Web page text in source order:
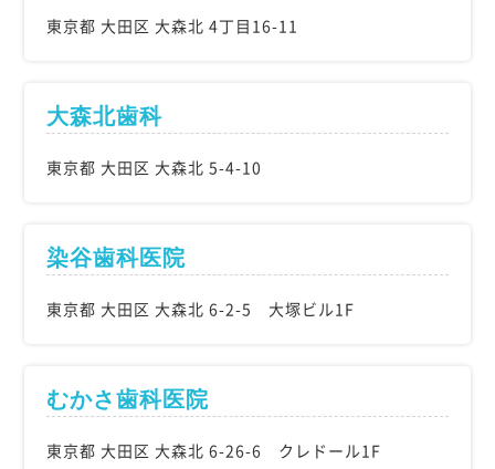
東京都 大田区 大森北 4丁目16-11
大森北歯科
東京都 大田区 大森北 5-4-10
染谷歯科医院
東京都 大田区 大森北 6-2-5 大塚ビル1F
むかさ歯科医院
東京都 大田区 大森北 6-26-6 クレドール1F